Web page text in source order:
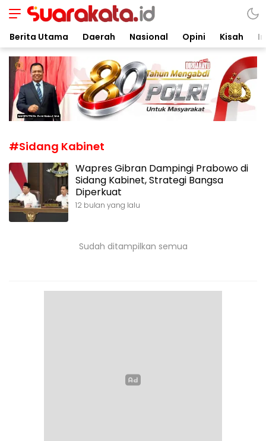
Suarakata.id
Kata Bicara Suara Bergerak
Berita Utama Daerah Nasional Opini Kisah
#Sidang Kabinet
Wapres Gibran Dampingi Prabowo di
Sidang Kabinet, Strategi Bangsa
Diperkuat
12 bulan yang lalu
Sudah ditampilkan semua